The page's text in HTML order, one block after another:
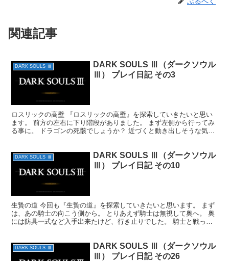
関連記事
DARK SOULS Ⅲ
DARK SOULS Ⅲ（ダークソウル
Ⅲ） プレイ日記 その3
ロスリックの高壁 『ロスリックの高壁』を探索していきたいと思い
ます。 前方の左右に下り階段がありました。 まず左側から行ってみ
る事に。 ドラゴンの死骸でしょうか？ 近づくと動き出しそうな気が
DARK SOULS Ⅲ
DARK SOULS Ⅲ（ダークソウル
Ⅲ） プレイ日記 その10
生贄の道 今回も『生贄の道』を探索していきたいと思います。 まず
は、あの騎士の向こう側から。 とりあえず騎士は無視して奥へ。 奥
には防具一式など入手出来たけど、行き止りでした。 騎士と戦って
DARK SOULS Ⅲ
DARK SOULS Ⅲ（ダークソウル
Ⅲ） プレイ日記 その26